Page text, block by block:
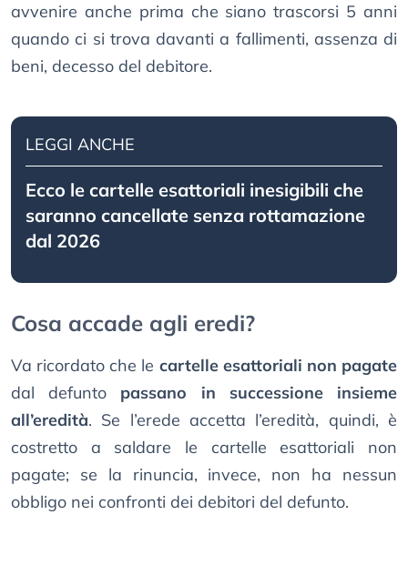
avvenire anche prima che siano trascorsi 5 anni
quando ci si trova davanti a fallimenti, assenza di
beni, decesso del debitore.
LEGGI ANCHE
Ecco le cartelle esattoriali inesigibili che
saranno cancellate senza rottamazione
dal 2026
Cosa accade agli eredi?
Va ricordato che le cartelle esattoriali non pagate
dal defunto passano in successione insieme
all’eredità. Se l’erede accetta l’eredità, quindi, è
costretto a saldare le cartelle esattoriali non
pagate; se la rinuncia, invece, non ha nessun
obbligo nei confronti dei debitori del defunto.